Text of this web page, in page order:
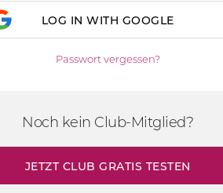
LOG IN WITH GOOGLE
Passwort vergessen?
Noch kein Club-Mitglied?
JETZT CLUB GRATIS TESTEN